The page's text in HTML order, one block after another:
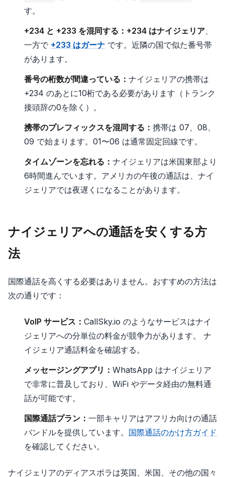
す。
+234 と +233 を混同する： +234 はナイジェリア
一方で +233 はガーナ です。近隣の国で似た番号帯
があります。
番号の桁数が間違っている： ナイジェリアの携帯は
+234 のあとに10桁である必要があります（トランク
接頭辞の0を除く）。
携帯のプレフィックスを混同する： 携帯は 07、08、
09 で始まります。01〜06 は通常固定回線です。
タイムゾーンを忘れる： ナイジェリアは米国東部より
6時間進んでいます。アメリカの午後の通話は、ナイ
ジェリアでは夜遅くになることがあります。
ナイジェリアへの通話を安くする方
法
国際通話を高くする必要はありません。おすすめの方法は
次の通りです：
VoIP サービス： CallSky.io のようなサービスはナイ
ジェリアへの分単位の料金が競争力があります。 ナ
イジェリア通話料金を確認する。
メッセージングアプリ： WhatsApp はナイジェリア
で非常に普及しており、WiFi やデータ経由の無料通
話が可能です。
国際通話プラン： 一部キャリアはアフリカ向けの通話
バンドルを提供しています。 国際通話のかけ方ガイド
を確認してください。
ナイジェリアのディアスポラは英国、米国、その他の国々